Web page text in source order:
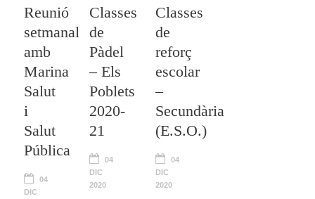
Reunió
setmanal
amb
Marina
Salut
i
Salut
Pública
04
DIC
Classes
de
Pàdel
– Els
Poblets
2020-
21
04
DIC
2020
Classes
de
reforç
escolar
–
Secundària
(E.S.O.)
04
DIC
2020